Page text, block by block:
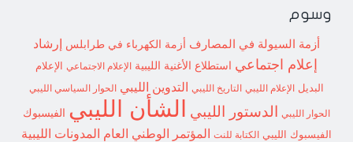
وسوم
أزمة السيولة في المصارف أزمة الكهرباء في طرابلس إرشاد
إعلام اجتماعي استطلاع الأغنية الليبية الإعلام الاجتماعي
الإعلام
البديل
الإعلام الليبي التاريخ الليبي التدوين الليبي الحوار السياسي الليبي
الحوار الليبي الدستور الليبي الشأن الليبي الفيسبوك
الفيسبوك الليبي الكتابة للنت المؤتمر الوطني العام المدونات الليبية